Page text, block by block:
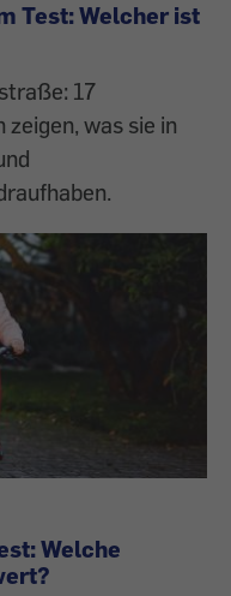
Test: Welcher ist
17
was sie in
Welche